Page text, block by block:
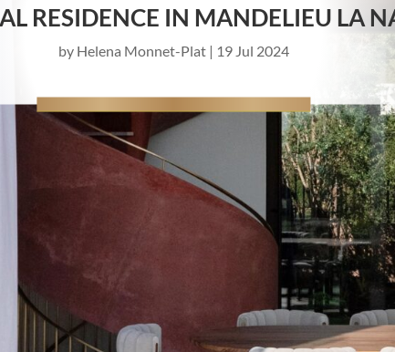
RESIDENCE IN MANDELIEU LA
by Helena Monnet-Plat| 19 Jul 2024